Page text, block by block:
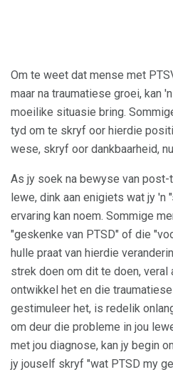
Om te weet dat mense met
maar na traumatiese groei, kan
moeilike situasie bring.
tyd om te skryf oor hierdie
wese, skryf oor dankbaarheid,
As jy soek na bewyse van post-
lewe, dink aan enigiets wat jy 'n
ervaring kan noem. Sommige
"geskenke van PTSD" of die
hulle praat van hierdie
strek doen om dit te doen, veral
ontwikkel het en die
gestimuleer het, is redelik
om deur die probleme in jou
met jou diagnose, kan jy begin
jy jouself skryf "wat PTSD my